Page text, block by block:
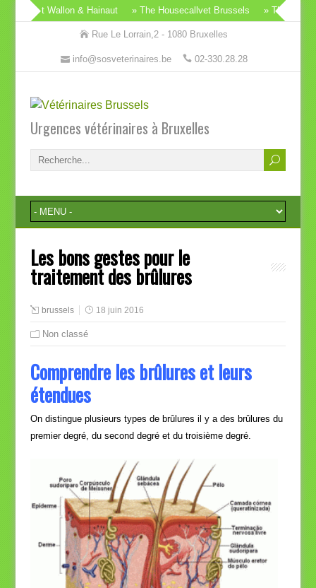
Brabant Wallon & Hainaut » The Housecallvet Brussels » The
Rue Le Lorrain,2 - 1080 Bruxelles
info@sosveterinaires.be 02-330.28.28
Urgences vétérinaires à Bruxelles
Les bons gestes pour le
traitement des brûlures
brussels 18 juin 2016
Non classé
Comprendre les brûlures et leurs
étendues
On distingue plusieurs types de brûlures il y a des brûlures du
premier degré, du second degré et du troisième degré.